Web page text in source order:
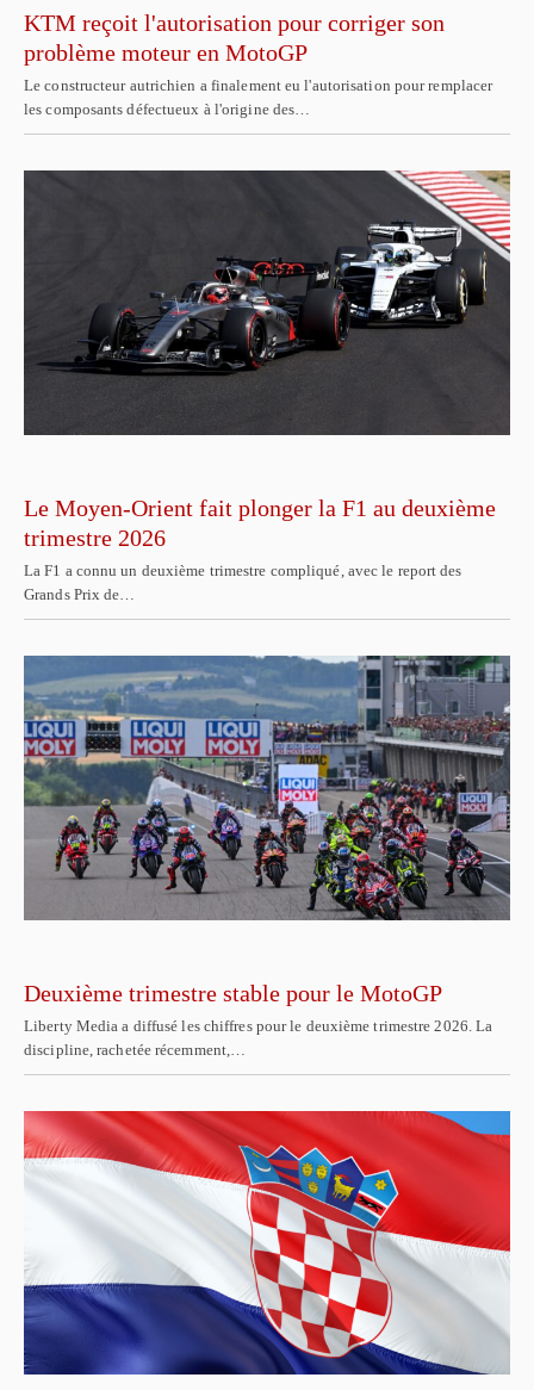
KTM reçoit l'autorisation pour corriger son
problème moteur en MotoGP
Le constructeur autrichien a finalement eu l'autorisation pour remplacer
les composants défectueux à l'origine des…
Le Moyen-Orient fait plonger la F1 au deuxième
trimestre 2026
La F1 a connu un deuxième trimestre compliqué, avec le report des
Grands Prix de…
Deuxième trimestre stable pour le MotoGP
Liberty Media a diffusé les chiffres pour le deuxième trimestre 2026. La
discipline, rachetée récemment,…